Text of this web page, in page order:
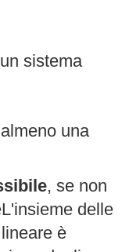
sistema
una
, se non
delle
è